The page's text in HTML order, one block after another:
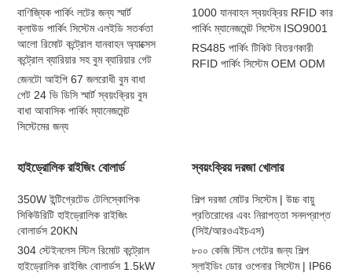
বাণিজ্যিক পার্কিং লটের জন্য স্মার্ট
ক্লাউড পার্কিং সিস্টেম এলইডি সতর্কতা
আলো রিমোট কন্ট্রোল যানবাহন অ্যাক্সেস
কন্ট্রোল ব্যারিয়ার সহ বুম ব্যারিয়ার গেট
জেনটো আইপি 67 জলরোধী বুম বাধা
গেট 24 ভি ডিসি স্মার্ট স্বয়ংক্রিয় বুম
বাধা আবাসিক পার্কিং ম্যানেজমেন্ট
সিস্টেমের জন্য
1000 যানবাহন স্বয়ংক্রিয় RFID কার
পার্কিং ম্যানেজমেন্ট সিস্টেম ISO9001
RS485 পার্কিং টিকিট বিতরণকারী
RFID পার্কিং সিস্টেম OEM ODM
হাইড্রোলিক রাইজিং বোলার্ড
350W ইন্টিগ্রেটেড টেলিস্কোপিক
সিকিউরিটি হাইড্রোলিক রাইজিং
বোলার্ডস 20KN
304 স্টেইনলেস স্টিল রিমোট কন্ট্রোল
হাইড্রোলিক রাইজিং বোলার্ডস 1.5kW
স্বয়ংক্রিয় দরজা খোলার
শিল্প দরজা মোটর সিস্টেম | উচ্চ বায়ু
প্রতিরোধের এবং নিরাপত্তা সনদপ্রাপ্ত
(সিই/আরওএইচএস)
৮০০ কেজি স্টিল গেটের জন্য শিল্প
স্লাইডিং ডোর ওপেনার সিস্টেম | IP66